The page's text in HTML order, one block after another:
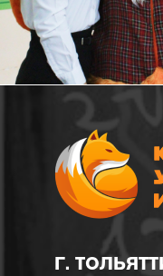
Г.